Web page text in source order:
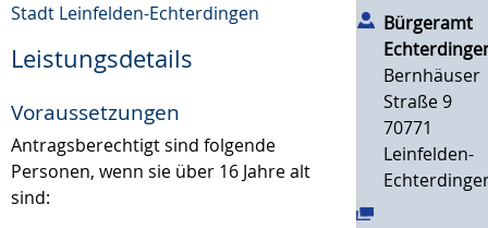
Stadt Leinfelden-Echterdingen
Leistungsdetails
Voraussetzungen
Antragsberechtigt sind folgende
Personen, wenn sie über 16 Jahre alt
sind:
Bürgeramt
Bernhäuser
Straße 9
70771
Leinfelden-